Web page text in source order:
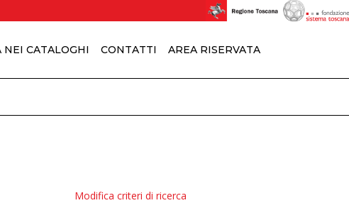
NEI CATALOGHI CONTATTI AREA RISERVATA
Modifica criteri di ricerca